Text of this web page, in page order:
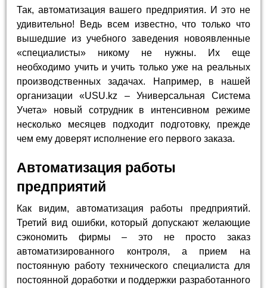
Так, автоматизация вашего предприятия. И это не
удивительно! Ведь всем известно, что только что
вышедшие из учебного заведения новоявленные
«специалисты» никому не нужны. Их еще
необходимо учить и учить только уже на реальных
производственных задачах. Например, в нашей
организации «USU.kz – Универсальная Система
Учета» новый сотрудник в интенсивном режиме
несколько месяцев подходит подготовку, прежде
чем ему доверят исполнение его первого заказа.
Автоматизация работы
предприятий
Как видим, автоматизация работы предприятий.
Третий вид ошибки, который допускают желающие
сэкономить фирмы – это не просто заказ
автоматизированного контроля, а прием на
постоянную работу технического специалиста для
постоянной доработки и поддержки разработанного